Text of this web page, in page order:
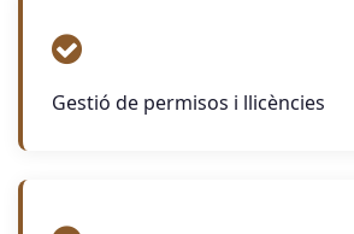
Gestió de permisos i llicències